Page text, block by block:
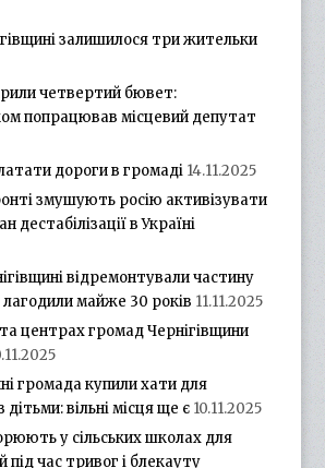
залишилося три жительки
четвертий бювет:
попрацював місцевий депутат
дороги в громаді 14.11.2025
змушують росію активізувати
дестабілізації в Україні
відремонтували частину
лагодили майже 30 років 11.11.2025
центрах громад Чернігівщини
громада купили хати для
дітьми: вільні місця ще є 10.11.2025
у сільських школах для
під час тривог і блекауту